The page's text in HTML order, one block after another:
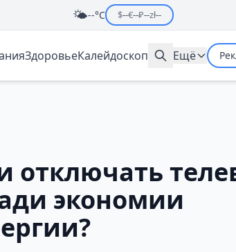
🌤️--°C $--€--₽--zł--
ЗдоровьеКалейдоскоп Ещё
отключать
экономии